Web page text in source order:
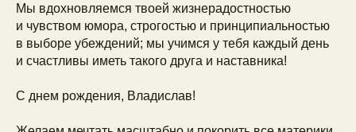
Мы вдохновляемся твоей жизнерадостностью
и чувством юмора, строгостью и принципиальностью
в выборе убеждений; мы учимся у тебя каждый день
и счастливы иметь такого друга и наставника!
С днем рождения, Владислав!